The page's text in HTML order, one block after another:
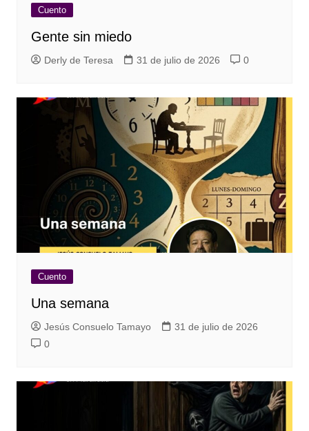
Cuento
Gente sin miedo
Derly de Teresa 31 de julio de 2026 0
Cuento
Una semana
Jesús Consuelo Tamayo
31 de julio de 2026
0